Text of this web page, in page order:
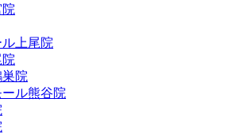
上尾院
院
ル熊谷院